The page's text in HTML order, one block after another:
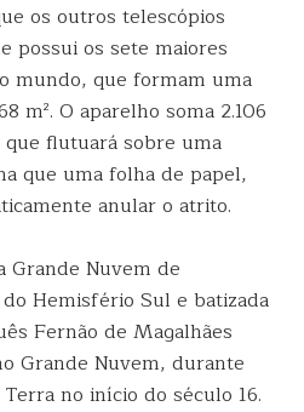
os outros telescópios
possui os sete maiores
mundo, que formam uma
m². O aparelho soma 2.106
flutuará sobre uma
que uma folha de papel,
anular o atrito.
Grande Nuvem de
Hemisfério Sul e batizada
Fernão de Magalhães
Grande Nuvem, durante
no início do século 16.